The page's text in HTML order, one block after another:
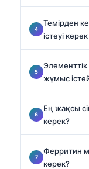
Темірден
істеуі керек
Элементтік
жұмыс
Ең жақсы
керек?
Ферритин
керек?